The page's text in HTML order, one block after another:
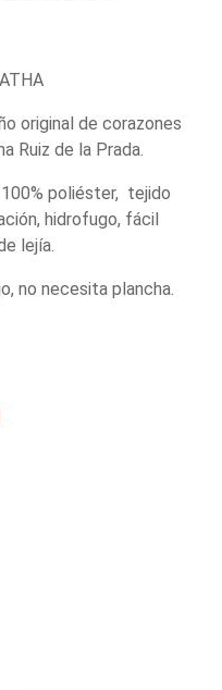
original de corazones
Ruiz de la Prada.
poliéster, tejido
hidrofugo, fácil
lejía.
no necesita plancha.